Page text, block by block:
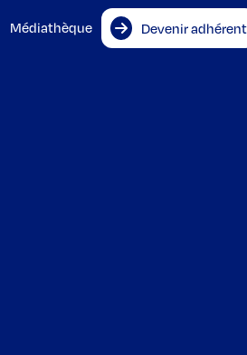
Médiathèque Devenir adhérent